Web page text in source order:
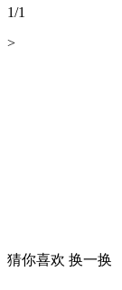
1/1
>
猜你喜欢 换一换